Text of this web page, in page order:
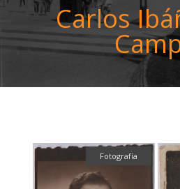
Carlos
Fotografía